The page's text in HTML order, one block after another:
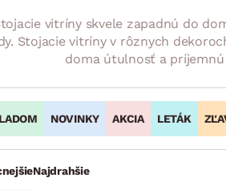
vitríny skvele zapadnú do
Stojacie vitríny v rôznych
doma útulnosť a
NOVINKY AKCIA LETÁK
Najdrahšie